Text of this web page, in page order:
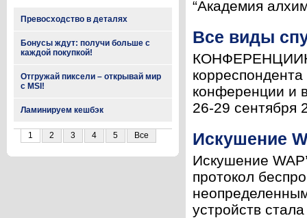
Превосходство в деталях
Бонусы ждут: получи больше с
каждой покупкой!
Отгружай пиксели – открывай мир
с MSI!
Ламинируем кешбэк
1 2 3 4 5 Все
“Академия
Все виды
КОНФЕРЕНЦИИНа
конференции и
26-29 сентября
Искушение
Искушение
протокол
устройств